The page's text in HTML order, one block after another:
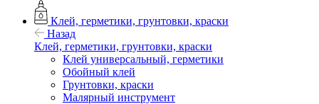
Клей, герметики, грунтовки, краски
Назад
Клей, герметики, грунтовки, краски
Клей универсальный, герметики
Обойный клей
Грунтовки, краски
Малярный инструмент